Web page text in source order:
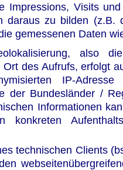
Impressions, Visits
daraus zu bilden (z.B.
gemessenen Daten
also
des Aufrufs, erfolgt
IP-
der Bundesländer /
Informationen
konkreten
technischen Clients